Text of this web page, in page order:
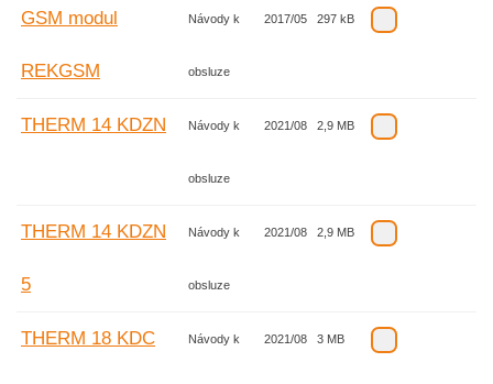
GSM modul
REKGSM
Návody k
obsluze
2017/05 297 kB
THERM 14 KDZN Návody k
obsluze
2021/08 2,9 MB
THERM 14 KDZN
5
Návody k
obsluze
2021/08 2,9 MB
THERM 18 KDC Návody k 2021/08 3 MB